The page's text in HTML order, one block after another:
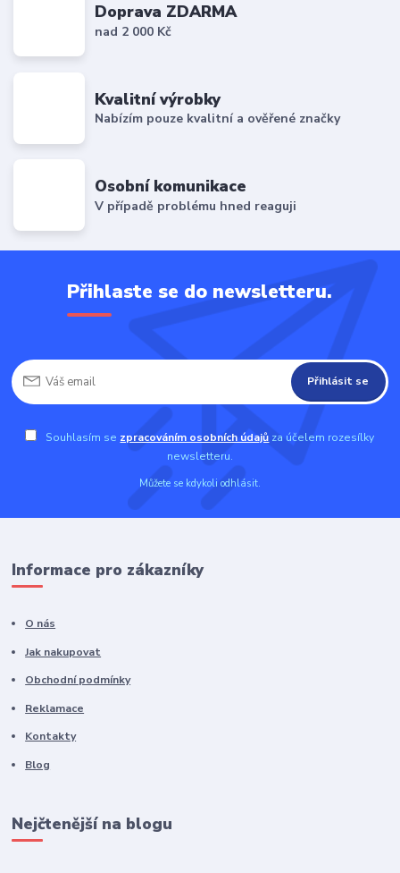
Doprava ZDARMA
nad 2 000 Kč
Kvalitní výrobky
Nabízím pouze kvalitní a ověřené značky
Osobní komunikace
V případě problému hned reaguji
Přihlaste se do newsletteru.
Přihlásit se
Souhlasím se zpracováním osobních údajů za účelem rozesílky
newsletteru.
Můžete se kdykoli odhlásit.
Informace pro zákazníky
O nás
Jak nakupovat
Obchodní podmínky
Reklamace
Kontakty
Blog
Nejčtenější na blogu